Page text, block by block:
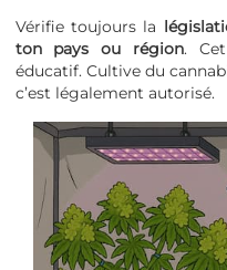
Vérifie toujours la
ton pays ou région.
éducatif. Cultive du
c’est légalement autorisé.